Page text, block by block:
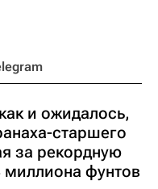
и ожидалось,
старшего
за рекордную
миллиона фунтов